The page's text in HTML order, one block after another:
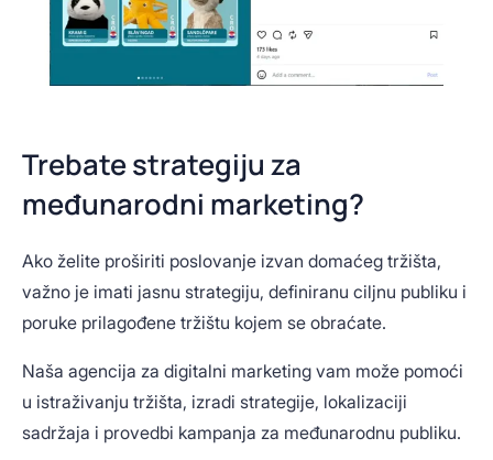
Trebate strategiju za
međunarodni marketing?
Ako želite proširiti poslovanje izvan domaćeg tržišta,
važno je imati jasnu strategiju, definiranu ciljnu publiku i
poruke prilagođene tržištu kojem se obraćate.
Naša agencija za digitalni marketing vam može pomoći
u istraživanju tržišta, izradi strategije, lokalizaciji
sadržaja i provedbi kampanja za međunarodnu publiku.